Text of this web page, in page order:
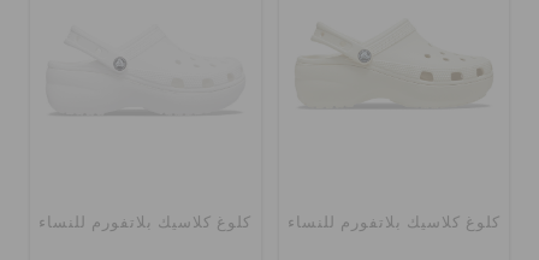
كلوغ كلاسيك بلاتفورم للنساء كلوغ كلاسيك بلاتفورم للنساء